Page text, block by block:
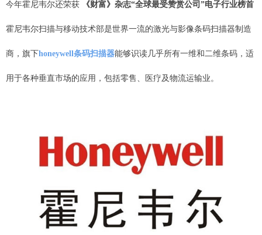
今年霍尼韦尔还荣获 《财富》杂志“全球最受赞赏公司”电子行业榜首
霍尼韦尔扫描与移动技术部是世界一流的激光与影像条码扫描器制造
商，旗下honeywell条码扫描器能够识读几乎所有一维和二维条码，适
用于各种垂直市场的应用，包括零售、医疗及物流运输业。